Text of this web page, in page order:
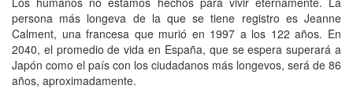
persona más longeva de la que se tiene registro es Jeanne
Calment, una francesa que murió en 1997 a los 122 años. En
2040, el promedio de vida en España, que se espera superará a
Japón como el país con los ciudadanos más longevos, será de 86
años, aproximadamente.